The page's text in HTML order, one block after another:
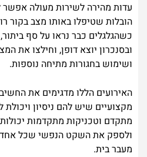
עדות מהירה לשירות מעולה
הובלות שטיפלו באותו מצב בקור
כשהגלגלים כבר נראו על סף ביתור,
ובסנכרון יוצא דופן, וחילצו את
ושימוש בחגורות מתיחה נוספות.
האירועים הללו מדגימים את
מקצועיים שיש להם ניסיון ויכולת
מתקדם וטכניקות מתקדמות
ולספק את השקט הנפשי שכל אחד
מעבר בית.